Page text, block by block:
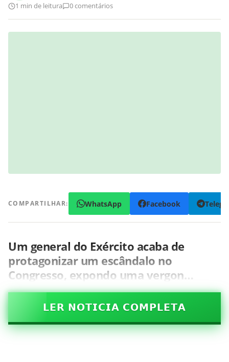
1 min de leitura
0 comentários
COMPARTILHAR: WhatsApp Facebook
Um general do Exército acaba de
protagonizar um escândalo no
Congresso, expondo uma vergon…
𝗟𝗘𝗥 𝗡𝗢𝗧𝗜𝗖𝗜𝗔 𝗖𝗢𝗠𝗣𝗟𝗘𝗧𝗔